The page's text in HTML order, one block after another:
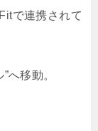
で連携されて
へ移動。